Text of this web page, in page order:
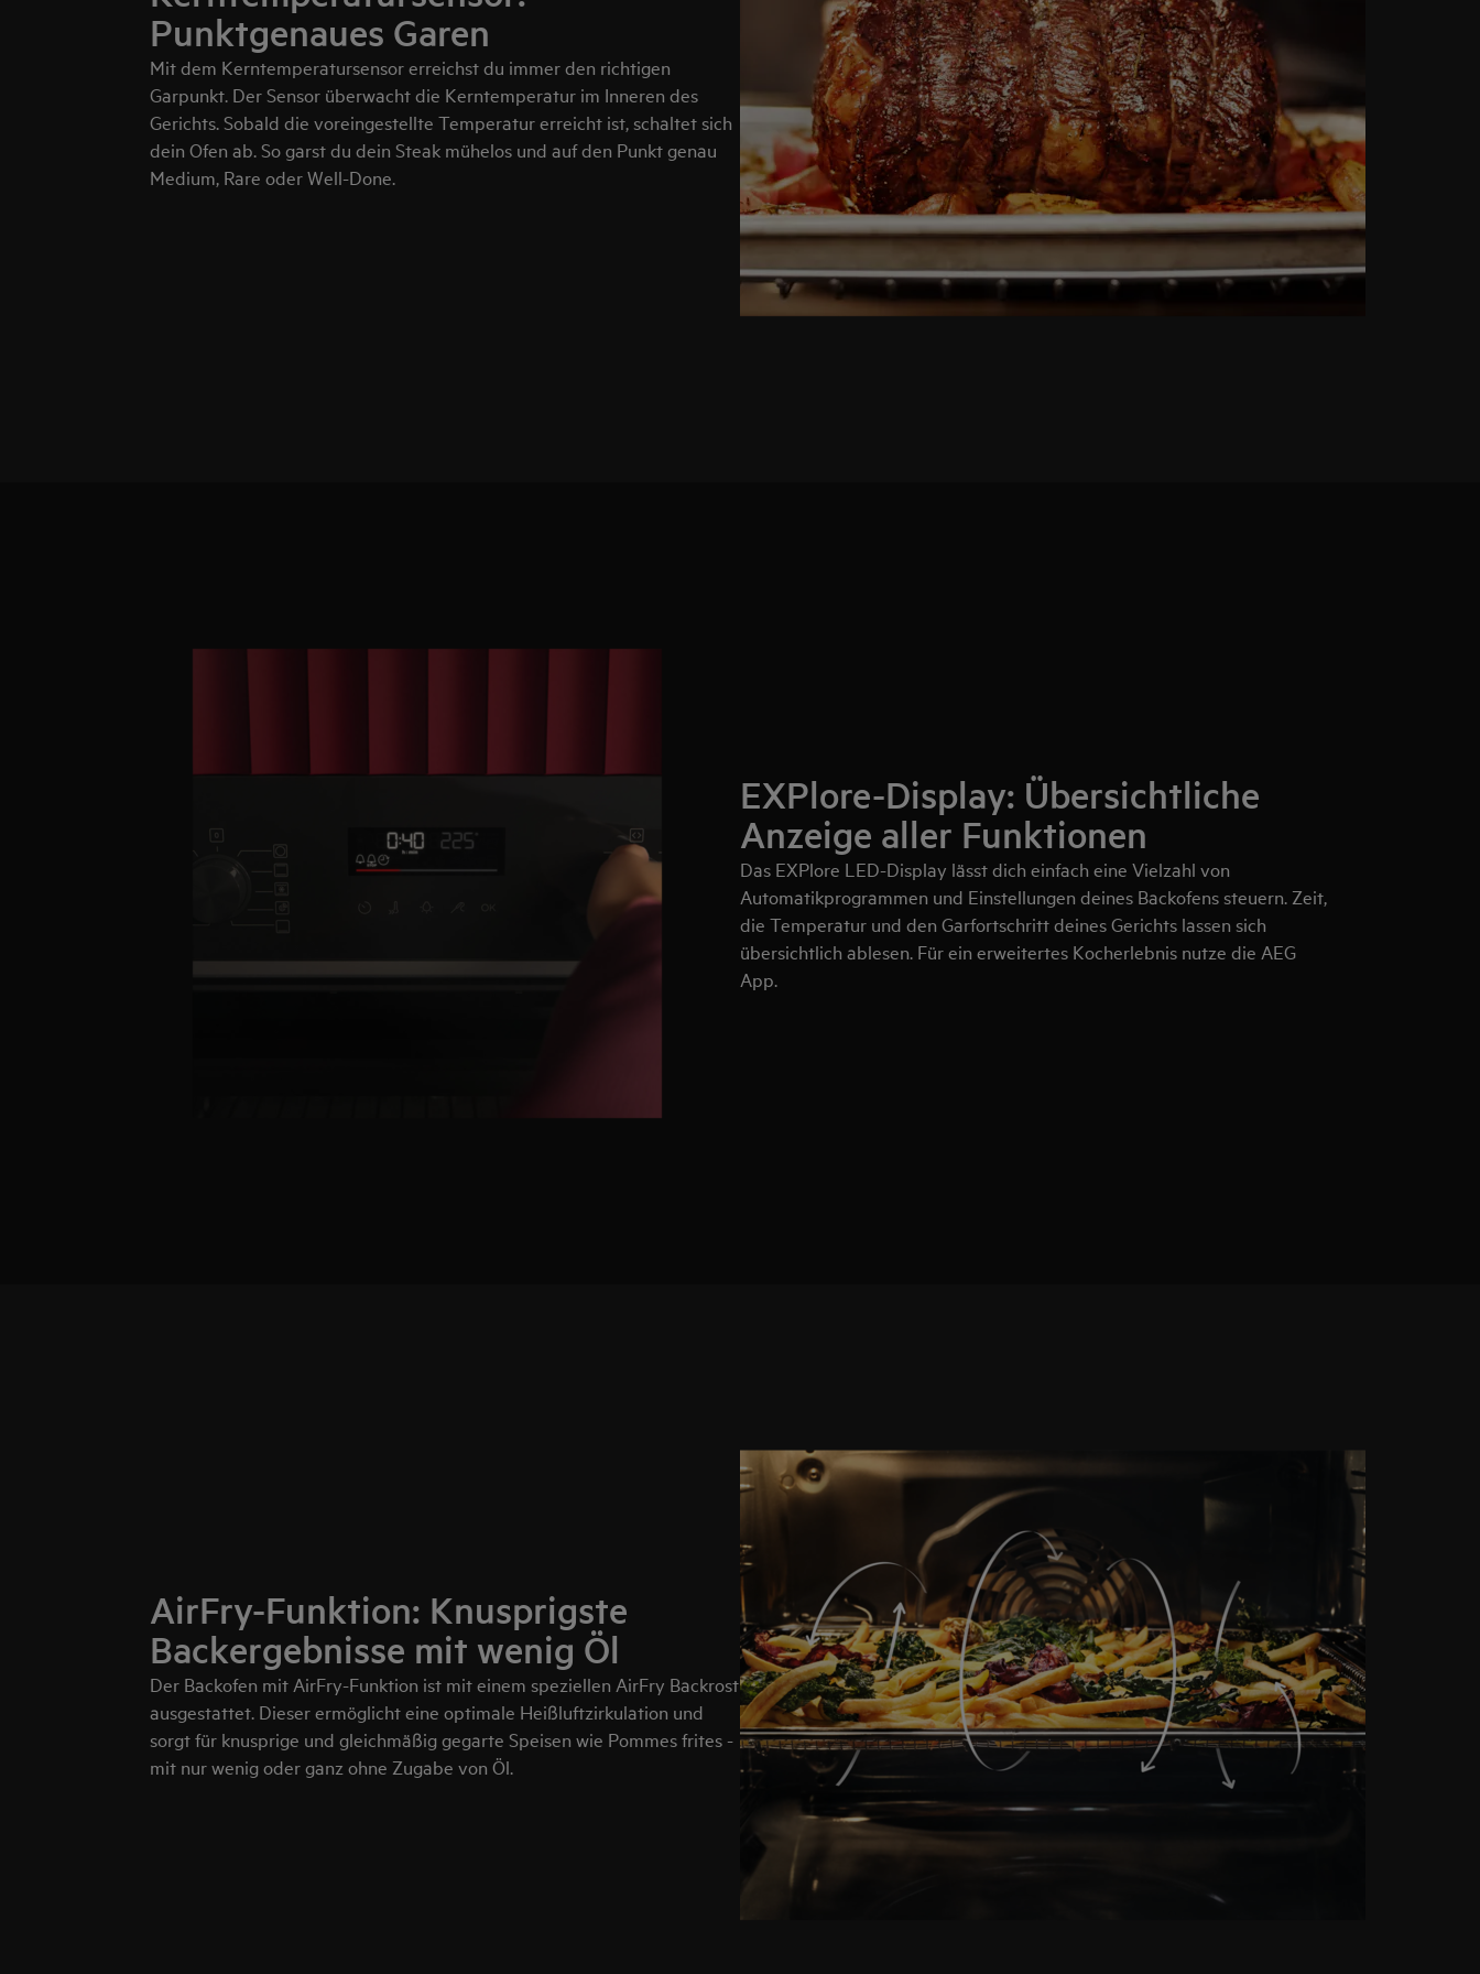
Punktgenaues Garen
Mit dem Kerntemperatursensor erreichst du immer den richtigen
Garpunkt. Der Sensor überwacht die Kerntemperatur im Inneren des
Gerichts. Sobald die voreingestellte Temperatur erreicht ist, schaltet sich
dein Ofen ab. So garst du dein Steak mühelos und auf den Punkt genau
Medium, Rare oder Well-Done.
EXPlore-Display: Übersichtliche
Anzeige aller Funktionen
Das EXPlore LED-Display lässt dich einfach eine Vielzahl von
Automatikprogrammen und Einstellungen deines Backofens steuern. Zeit,
die Temperatur und den Garfortschritt deines Gerichts lassen sich
übersichtlich ablesen. Für ein erweitertes Kocherlebnis nutze die AEG
App.
AirFry-Funktion: Knusprigste
Backergebnisse mit wenig Öl
Der Backofen mit AirFry-Funktion ist mit einem speziellen AirFry Backrost
ausgestattet. Dieser ermöglicht eine optimale Heißluftzirkulation und
sorgt für knusprige und gleichmäßig gegarte Speisen wie Pommes frites -
mit nur wenig oder ganz ohne Zugabe von Öl.